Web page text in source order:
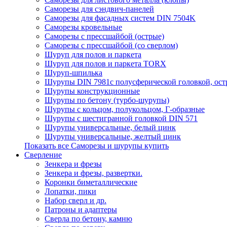
Саморезы для сэндвич-панелей
Саморезы для фасадных систем DIN 7504K
Саморезы кровельные
Саморезы с прессшайбой (острые)
Саморезы с прессшайбой (со сверлом)
Шуруп для полов и паркета
Шуруп для полов и паркета TORX
Шуруп-шпилька
Шурупы DIN 7981с полусферической головкой,
Шурупы конструкционные
Шурупы по бетону (турбо-шурупы)
Шурупы с кольцом, полукольцом, Г-образные
Шурупы с шестигранной головкой DIN 571
Шурупы универсальные, белый цинк
Шурупы универсальные, желтый цинк
Показать все Саморезы и шурупы купить
Сверление
Зенкера и фрезы
Зенкера и фрезы, развертки.
Коронки биметаллические
Лопатки, пики
Набор сверл и др.
Патроны и адаптеры
Сверла по бетону, камню